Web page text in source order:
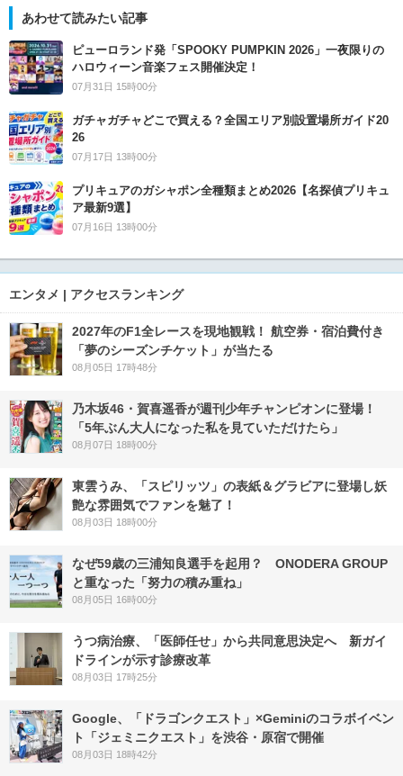
あわせて読みたい記事
ピューロランド発「SPOOKY PUMPKIN 2026」一夜限りの
ハロウィーン音楽フェス開催決定！
07月31日 15時00分
ガチャガチャどこで買える？全国エリア別設置場所ガイド20
26
07月17日 13時00分
プリキュアのガシャポン全種類まとめ2026【名探偵プリキュ
ア最新9選】
07月16日 13時00分
エンタメ | アクセスランキング
2027年のF1全レースを現地観戦！ 航空券・宿泊費付き
「夢のシーズンチケット」が当たる
08月05日 17時48分
乃木坂46・賀喜遥香が週刊少年チャンピオンに登場！
「5年ぶん大人になった私を見ていただけたら」
08月07日 18時00分
東雲うみ、「スピリッツ」の表紙＆グラビアに登場し妖
艶な雰囲気でファンを魅了！
08月03日 18時00分
なぜ59歳の三浦知良選手を起用？ ONODERA GROUP
と重なった「努力の積み重ね」
08月05日 16時00分
うつ病治療、「医師任せ」から共同意思決定へ 新ガイ
ドラインが示す診療改革
08月03日 17時25分
Google、「ドラゴンクエスト」×Geminiのコラボイベン
ト「ジェミニクエスト」を渋谷・原宿で開催
08月03日 18時42分